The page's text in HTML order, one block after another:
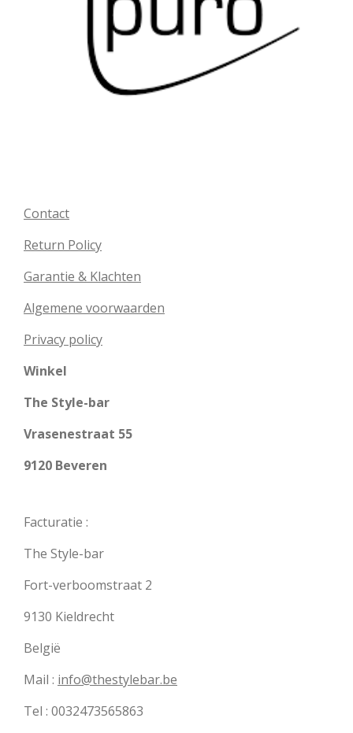
Contact
Return Policy
Garantie & Klachten
Algemene voorwaarden
Privacy policy
Winkel
The Style-bar
Vrasenestraat 55
9120 Beveren
Facturatie :
The Style-bar
Fort-verboomstraat 2
9130 Kieldrecht
België
Mail : info@thestylebar.be
Tel : 0032473565863